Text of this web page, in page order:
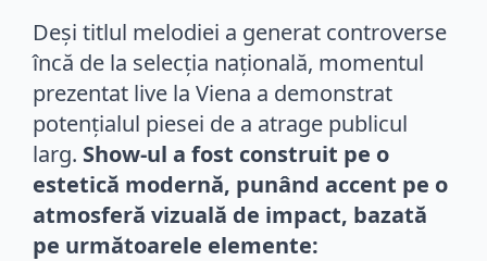
Deși titlul melodiei a generat controverse
încă de la selecția națională, momentul
prezentat live la Viena a demonstrat
potențialul piesei de a atrage publicul
larg. Show-ul a fost construit pe o
estetică modernă, punând accent pe o
atmosferă vizuală de impact, bazată
pe următoarele elemente: